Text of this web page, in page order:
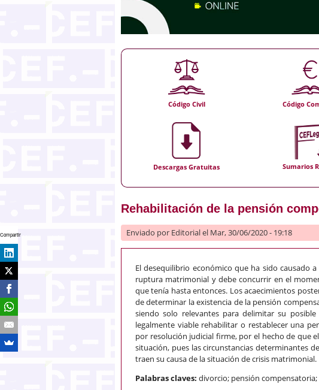
Código Civil Código
Descargas Gratuitas Sumarios
Rehabilitación de la pensión
Enviado por Editorialel Mar, 30/06/2020 - 19:18
El desequilibrio económico que ha sido causado
ruptura matrimonial y debe concurrir en el
que tenía hasta entonces. Los acaecimientos
de determinar la existencia de la pensión
siendo solo relevantes para delimitar su
legalmente viable rehabilitar o restablecer una
por resolución judicial firme, por el hecho de que
situación, pues las circunstancias determinantes
traen su causa de la situación de crisis matrimonial.
Palabras claves: divorcio; pensión
Compartir